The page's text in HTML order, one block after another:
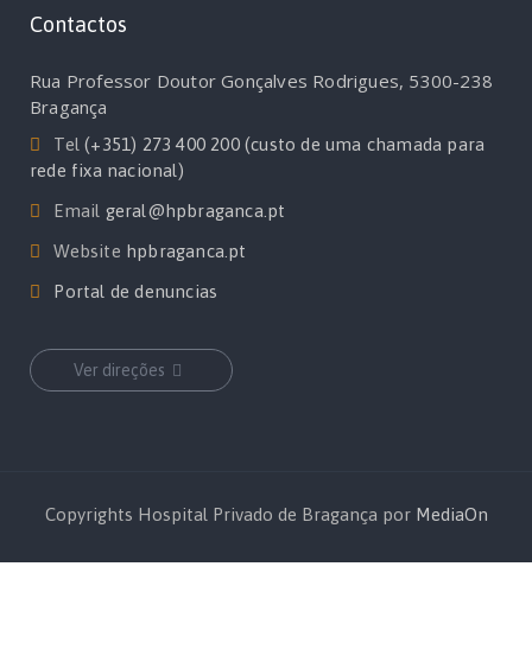
Contactos
Rua Professor Doutor Gonçalves Rodrigues, 5300-238
Bragança
Tel(+351) 273 400 200 (custo de uma chamada para
rede fixa nacional)
Email geral@hpbraganca.pt
Website hpbraganca.pt
Portal de denuncias
Ver direções
Copyrights Hospital Privado de Bragança por MediaOn